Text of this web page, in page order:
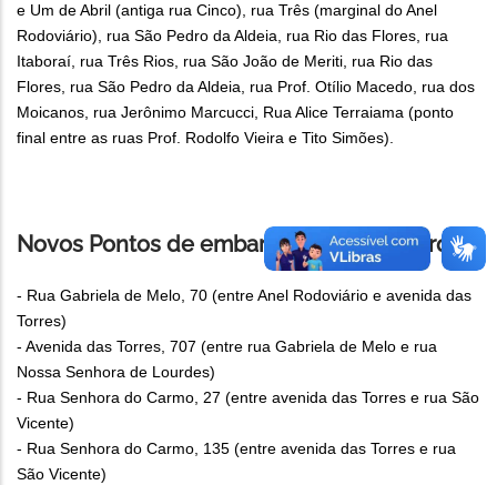
e Um de Abril (antiga rua Cinco), rua Três (marginal do Anel
Rodoviário), rua São Pedro da Aldeia, rua Rio das Flores, rua
Itaboraí, rua Três Rios, rua São João de Meriti, rua Rio das
Flores, rua São Pedro da Aldeia, rua Prof. Otílio Macedo, rua dos
Moicanos, rua Jerônimo Marcucci, Rua Alice Terraiama (ponto
final entre as ruas Prof. Rodolfo Vieira e Tito Simões).
Novos Pontos de embarque e desembarque
- Rua Gabriela de Melo, 70 (entre Anel Rodoviário e avenida das
Torres)
- Avenida das Torres, 707 (entre rua Gabriela de Melo e rua
Nossa Senhora de Lourdes)
- Rua Senhora do Carmo, 27 (entre avenida das Torres e rua São
Vicente)
- Rua Senhora do Carmo, 135 (entre avenida das Torres e rua
São Vicente)